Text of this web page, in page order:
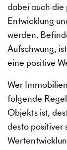
dabei auch
Entwicklung
werden.
Aufschwung,
eine positive
Wer
folgende
Objekts ist,
desto positiver